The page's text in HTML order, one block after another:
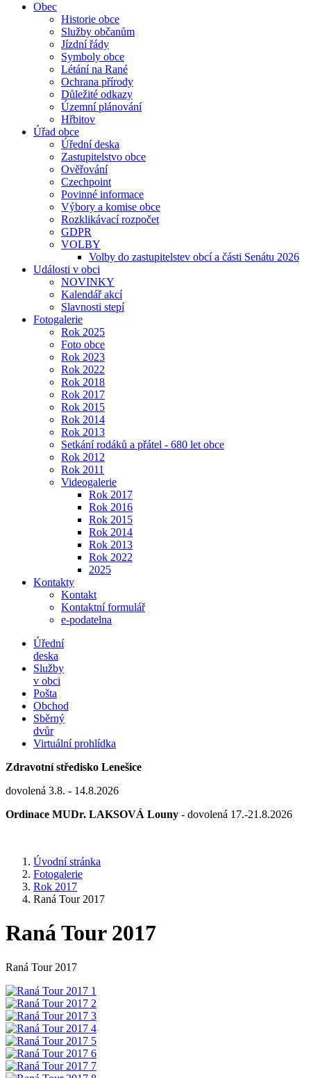
Obec
Historie obce
Služby občanům
Jízdní řády
Symboly obce
Létání na Rané
Ochrana přírody
Důležité odkazy
Územní plánování
Hřbitov
Úřad obce
Úřední deska
Zastupitelstvo obce
Ověřování
Czechpoint
Povinné informace
Výbory a komise obce
Rozklikávací rozpočet
GDPR
VOLBY
Volby do zastupitelstev obcí a části Senátu 2026
Události v obci
NOVINKY
Kalendář akcí
Slavnosti stepí
Fotogalerie
Rok 2025
Foto obce
Rok 2023
Rok 2022
Rok 2018
Rok 2017
Rok 2015
Rok 2014
Rok 2013
Setkání rodáků a přátel - 680 let obce
Rok 2012
Rok 2011
Videogalerie
Rok 2017
Rok 2016
Rok 2015
Rok 2014
Rok 2013
Rok 2022
2025
Kontakty
Kontakt
Kontaktní formulář
e-podatelna
Úřední
deska
Služby
v obci
Pošta
Obchod
Sběrný
dvůr
Virtuální prohlídka
Zdravotní středisko Lenešice
dovolená 3.8. - 14.8.2026
Ordinace MUDr. LAKSOVÁ Louny - dovolená 17.-21.8.2026
Úvodní stránka
Fotogalerie
Rok 2017
Raná Tour 2017
Raná Tour 2017
Raná Tour 2017